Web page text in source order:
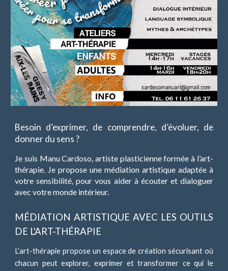
Besoin d’exprimer, de comprendre, d’évoluer, de
donner du sens ?
Je suis Manu Cardoso, artiste plasticienne formée à l’art-
thérapie. Je propose une médiation artistique adaptée à
votre sensibilité, pour vous aider à écouter et dialoguer
avec votre monde intérieur.
MÉDIATION ARTISTIQUE AVEC LES OUTILS
DE L'ART-THÉRAPIE
L’art-thérapie propose un espace de création sécurisant où
chacun peut explorer, exprimer et transformer ce qui le